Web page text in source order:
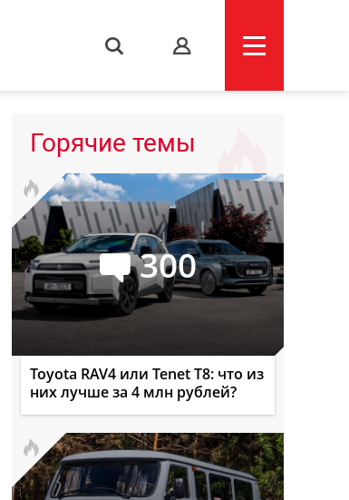
s
Горячие темы
300
Toyota RAV4 или Tenet T8: что из
них лучше за 4 млн рублей?